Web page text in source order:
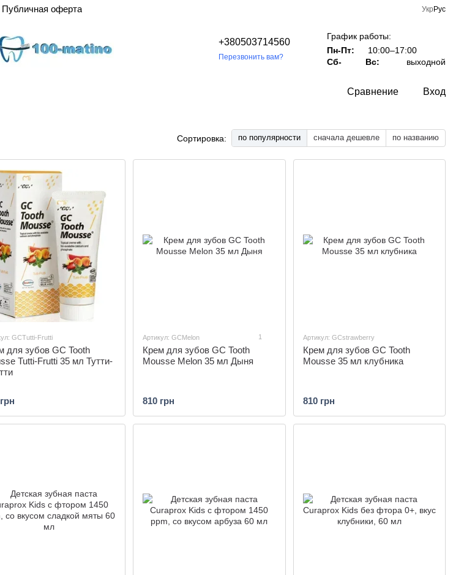
Публичная оферта Укр Рус
+380503714560
Перезвонить вам?
График работы:
Пн-Пт:
10:00–17:00
Сб-
Вс: выходной
Сравнение Вход
Сортировка: по популярности сначала дешевле по названию
GCTutti-Frutti
для зубов GC Tooth
Tutti-Frutti 35 мл Тутти-
Артикул: GCMelon 1
Крем для зубов GC Tooth
Mousse Melon 35 мл Дыня
810 грн
Артикул: GCstrawberry
Крем для зубов GC Tooth
Mousse 35 мл клубника
810 грн